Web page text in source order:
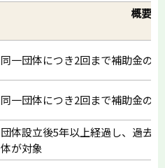
概要
同一団体につき2回まで補助金の
同一団体につき2回まで補助金の
団体設立後5年以上経過し、過去
体が対象